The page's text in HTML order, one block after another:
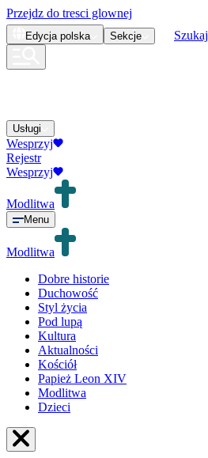
Przejdz do tresci glownej
Edycja polska Sekcje Szukaj
Usługi
Wesprzyj
Rejestr
Wesprzyj
Modlitwa
Menu
Modlitwa
Dobre historie
Duchowość
Styl życia
Pod lupą
Kultura
Aktualności
Kościół
Papież Leon XIV
Modlitwa
Dzieci